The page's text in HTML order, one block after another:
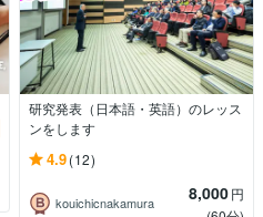
研究発表（日本語・英語）のレッス
ンをします
4.9(12)
kouichicnakamura 8,000円